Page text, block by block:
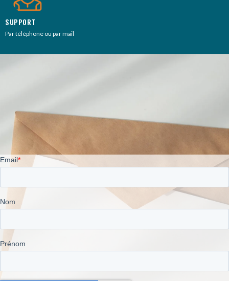
SUPPORT
Par téléphone ou par mail